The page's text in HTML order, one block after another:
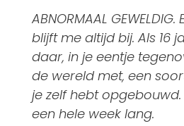
ABNORMAAL
blijft me altijd bij. Als 16
daar, in je eentje
de wereld met, een
je zelf hebt opgebouwd.
een hele week lang.